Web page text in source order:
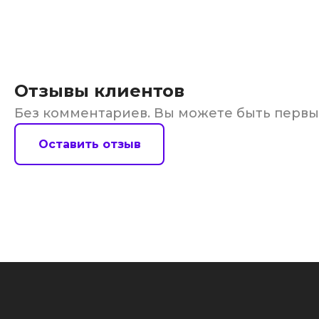
Отзывы клиентов
Без комментариев. Вы можете быть
Оставить отзыв